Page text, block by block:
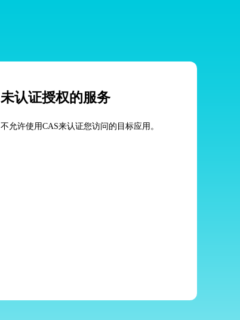
未认证授权的服务
不允许使用CAS来认证您访问的目标应用。